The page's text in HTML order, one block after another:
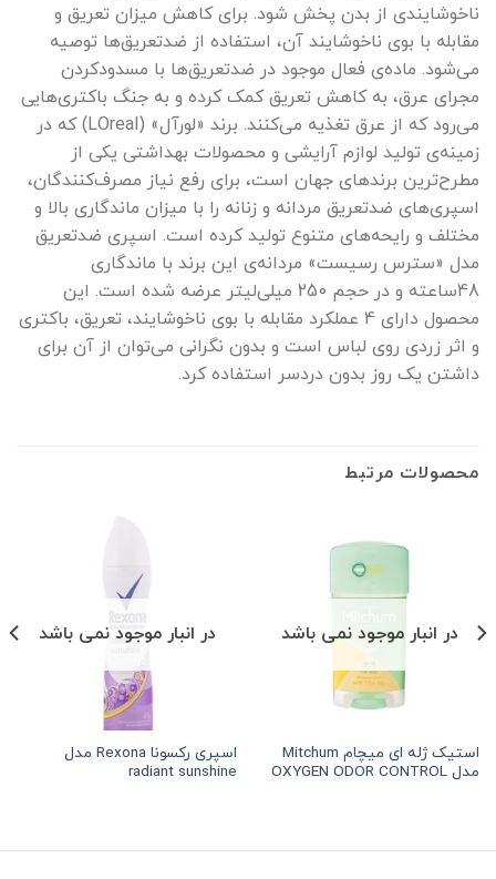
ناخوشایندی از بدن پخش شود. برای کاهش میزان تعریق و
مقابله با بوی ناخوشایند آن، استفاده از ضدتعریق‌ها توصیه
می‌شود. ماده‌ی فعال موجود در ضدتعریق‌ها با مسدودکردن
مجرای عرق، به کاهش تعریق کمک کرده و به جنگ باکتری‌هایی
می‌رود که از عرق تغذیه می‌کنند. برند «لورآل» (LOreal) که در
زمینه‌ی تولید لوازم آرایشی و محصولات بهداشتی یکی از
مطرح‌ترین برند‌های جهان است، برای رفع نیاز مصرف‌کنندگان،
اسپری‌های ضدتعریق مردانه و زنانه را با میزان ماندگاری بالا و
مختلف و رایحه‌های متنوع تولید کرده است. اسپری ضدتعریق
مدل «سترس رسیست» مردانه‌ی این برند با ماندگاری
48ساعته و در حجم 250 میلی‌لیتر عرضه شده است. این
محصول دارای 4 عملکرد مقابله با بوی ناخوشایند، تعریق، باکتری
و اثر زردی روی لباس است و بدون نگرانی می‌توان از آن برای
داشتن یک روز بدون دردسر استفاده کرد.
محصولات مرتبط
در انبار موجود نمی باشد
استیک ژله ای میچام Mitchum
مدل OXYGEN ODOR CONTROL
در انبار موجود نمی باشد
اسپری رکسونا Rexona مدل
radiant sunshine
هر قسط هر قسط215,625 تومان • خرید قسطی با ترب‌پی بدون کارمزد